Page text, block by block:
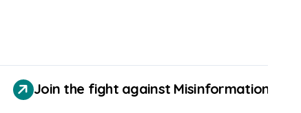
Join the fight against Misinformation